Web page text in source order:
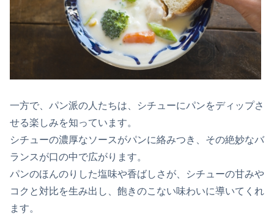
一方で、パン派の人たちは、シチューにパンをディップさ
せる楽しみを知っています。
シチューの濃厚なソースがパンに絡みつき、その絶妙なバ
ランスが口の中で広がります。
パンのほんのりした塩味や香ばしさが、シチューの甘みや
コクと対比を生み出し、飽きのこない味わいに導いてくれ
ます。